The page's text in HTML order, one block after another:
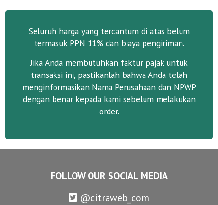
Seluruh harga yang tercantum di atas belum
termasuk PPN 11% dan biaya pengiriman.
Jika Anda membutuhkan faktur pajak untuk
transaksi ini, pastikanlah bahwa Anda telah
menginformasikan Nama Perusahaan dan NPWP
dengan benar kepada kami sebelum melakukan
order.
FOLLOW OUR SOCIAL MEDIA
@citraweb_com